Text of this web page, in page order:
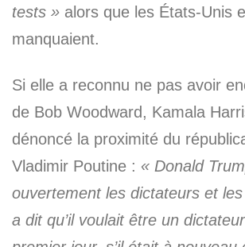
tests » alors que les États-Unis
manquaient.
Si elle a reconnu ne pas avoir
de Bob Woodward, Kamala
dénoncé la proximité du
Vladimir Poutine : « Donald
ouvertement les dictateurs et
a dit qu’il voulait être un